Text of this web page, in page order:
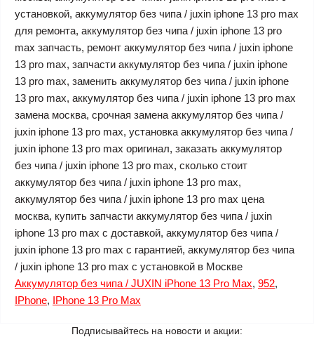
установкой, аккумулятор без чипа / juxin iphone 13 pro max
для ремонта, аккумулятор без чипа / juxin iphone 13 pro
max запчасть, ремонт аккумулятор без чипа / juxin iphone
13 pro max, запчасти аккумулятор без чипа / juxin iphone
13 pro max, заменить аккумулятор без чипа / juxin iphone
13 pro max, аккумулятор без чипа / juxin iphone 13 pro max
замена москва, срочная замена аккумулятор без чипа /
juxin iphone 13 pro max, установка аккумулятор без чипа /
juxin iphone 13 pro max оригинал, заказать аккумулятор
без чипа / juxin iphone 13 pro max, сколько стоит
аккумулятор без чипа / juxin iphone 13 pro max,
аккумулятор без чипа / juxin iphone 13 pro max цена
москва, купить запчасти аккумулятор без чипа / juxin
iphone 13 pro max с доставкой, аккумулятор без чипа /
juxin iphone 13 pro max с гарантией, аккумулятор без чипа
/ juxin iphone 13 pro max с установкой в Москве
Аккумулятор без чипа / JUXIN iPhone 13 Pro Max, 952,
IPhone, IPhone 13 Pro Max
Подписывайтесь на новости и акции: